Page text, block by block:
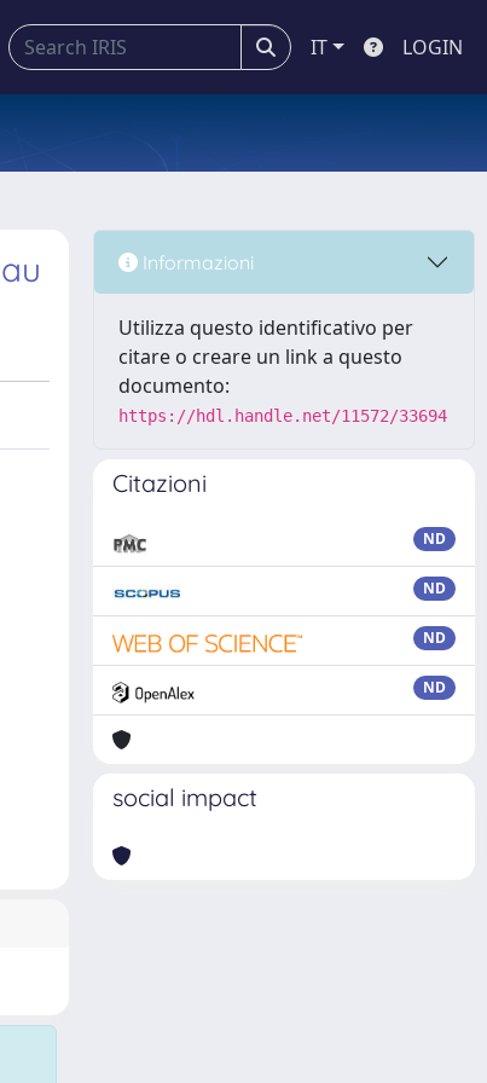
IT LOGIN
Informazioni
Utilizza questo identificativo per
citare o creare un link a questo
documento:
https://hdl.handle.net/11572/33694
Citazioni
ND
ND
ND
ND
social impact